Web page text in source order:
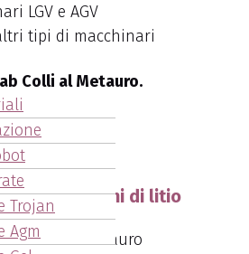
Trojan
Agm
LGV e AGV
tipi di macchinari
Colli al Metauro.
Cesab agli ioni di litio